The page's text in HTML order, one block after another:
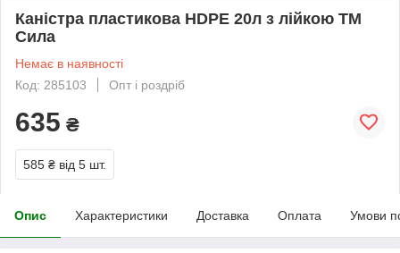
Каністра пластикова HDPE 20л з лійкою ТМ
Сила
Немає в наявності
Код: 285103
Опт і роздріб
635 ₴
585 ₴ від 5 шт.
Опис Характеристики Доставка Оплата Умови